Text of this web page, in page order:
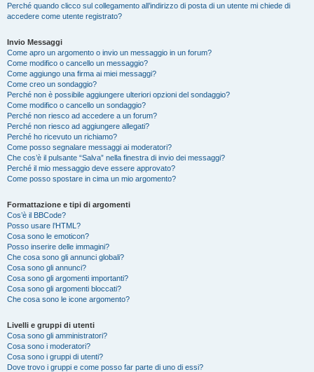
Perché quando clicco sul collegamento all’indirizzo di posta di un utente mi chiede di
accedere come utente registrato?
Invio Messaggi
Come apro un argomento o invio un messaggio in un forum?
Come modifico o cancello un messaggio?
Come aggiungo una firma ai miei messaggi?
Come creo un sondaggio?
Perché non è possibile aggiungere ulteriori opzioni del sondaggio?
Come modifico o cancello un sondaggio?
Perché non riesco ad accedere a un forum?
Perché non riesco ad aggiungere allegati?
Perché ho ricevuto un richiamo?
Come posso segnalare messaggi ai moderatori?
Che cos’è il pulsante “Salva” nella finestra di invio dei messaggi?
Perché il mio messaggio deve essere approvato?
Come posso spostare in cima un mio argomento?
Formattazione e tipi di argomenti
Cos’è il BBCode?
Posso usare l’HTML?
Cosa sono le emoticon?
Posso inserire delle immagini?
Che cosa sono gli annunci globali?
Cosa sono gli annunci?
Cosa sono gli argomenti importanti?
Cosa sono gli argomenti bloccati?
Che cosa sono le icone argomento?
Livelli e gruppi di utenti
Cosa sono gli amministratori?
Cosa sono i moderatori?
Cosa sono i gruppi di utenti?
Dove trovo i gruppi e come posso far parte di uno di essi?